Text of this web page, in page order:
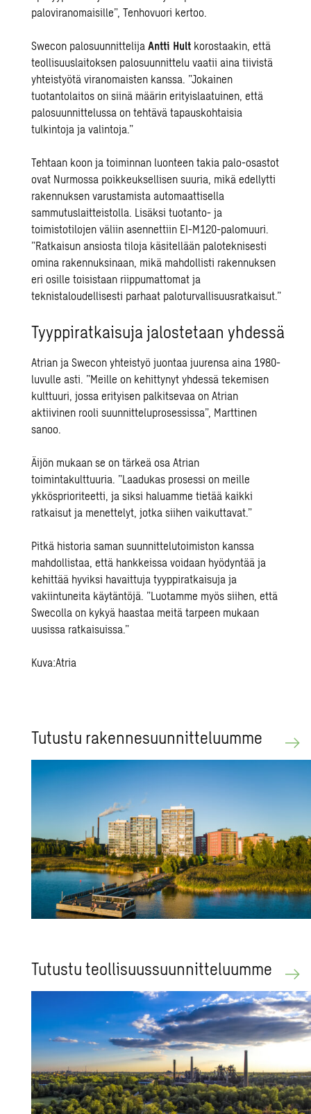
paloviranomaisille”, Tenhovuori kertoo.
Swecon palosuunnittelijaAntti Hult korostaakin, että
teollisuuslaitoksen palosuunnittelu vaatii aina tiivistä
yhteistyötä viranomaisten kanssa. ”Jokainen
tuotantolaitos on siinä määrin erityislaatuinen, että
palosuunnittelussa on tehtävä tapauskohtaisia
tulkintoja ja valintoja.”
Tehtaan koon ja toiminnan luonteen takia palo-osastot
ovat Nurmossa poikkeuksellisen suuria, mikä edellytti
rakennuksen varustamista automaattisella
sammutuslaitteistolla. Lisäksi tuotanto- ja
toimistotilojen väliin asennettiin EI-M120-palomuuri.
”Ratkaisun ansiosta tiloja käsitellään paloteknisesti
omina rakennuksinaan, mikä mahdollisti rakennuksen
eri osille toisistaan riippumattomat ja
teknistaloudellisesti parhaat paloturvallisuusratkaisut.”
Tyyppiratkaisuja jalostetaan yhdessä
Atrian ja Swecon yhteistyö juontaa juurensa aina 1980-
luvulle asti. ”Meille on kehittynyt yhdessä tekemisen
kulttuuri, jossa erityisen palkitsevaa on Atrian
aktiivinen rooli suunnitteluprosessissa”, Marttinen
sanoo.
Äijön mukaan se on tärkeä osa Atrian
toimintakulttuuria. ”Laadukas prosessi on meille
ykkösprioriteetti, ja siksi haluamme tietää kaikki
ratkaisut ja menettelyt, jotka siihen vaikuttavat.”
Pitkä historia saman suunnittelutoimiston kanssa
mahdollistaa, että hankkeissa voidaan hyödyntää ja
kehittää hyviksi havaittuja tyyppiratkaisuja ja
vakiintuneita käytäntöjä. ”Luotamme myös siihen, että
Swecolla on kykyä haastaa meitä tarpeen mukaan
uusissa ratkaisuissa.”
Kuva:Atria
Tu­tus­tu ra­ken­ne­suun­nit­te­luum­me
Tu­tus­tu teol­li­suus­suun­nit­te­luum­me